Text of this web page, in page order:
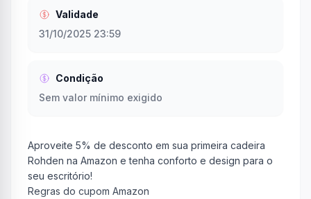
Validade
31/10/2025 23:59
Condição
Sem valor mínimo exigido
Aproveite 5% de desconto em sua primeira cadeira
Rohden na Amazon e tenha conforto e design para o
seu escritório!
Regras do cupom Amazon